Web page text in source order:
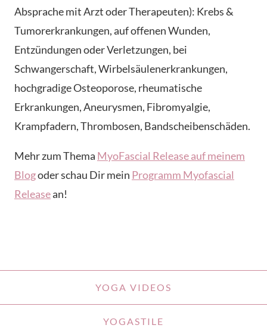
Absprache mit Arzt oder Therapeuten): Krebs &
Tumorerkrankungen, auf offenen Wunden,
Entzündungen oder Verletzungen, bei
Schwangerschaft, Wirbelsäulenerkrankungen,
hochgradige Osteoporose, rheumatische
Erkrankungen, Aneurysmen, Fibromyalgie,
Krampfadern, Thrombosen, Bandscheibenschäden.
Mehr zum Thema MyoFascial Release auf meinem
Blogoder schau Dir mein Programm Myofascial
Releasean!
YOGA VIDEOS
YOGASTILE